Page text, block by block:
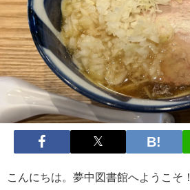
こんにちは。夢中図書館へようこそ！